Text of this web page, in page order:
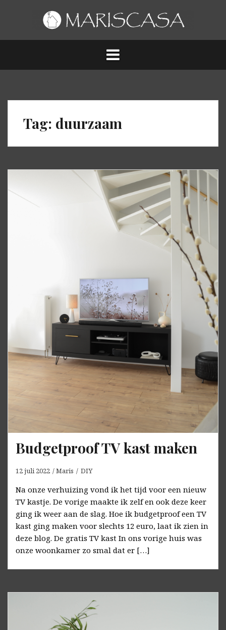
Tag: duurzaam
Budgetproof TV kast maken
12 juli 2022 Maris DIY
Na onze verhuizing vond ik het tijd voor een nieuw
TV kastje. De vorige maakte ik zelf en ook deze keer
ging ik weer aan de slag. Hoe ik budgetproof een TV
kast ging maken voor slechts 12 euro, laat ik zien in
deze blog. De gratis TV kast In ons vorige huis was
onze woonkamer zo smal dat er […]